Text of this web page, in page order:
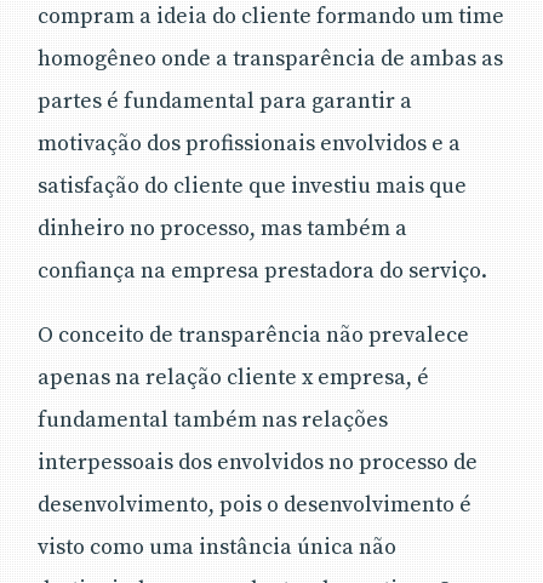
compram a ideia do cliente formando um time
homogêneo onde a transparência de ambas as
partes é fundamental para garantir a
motivação dos profissionais envolvidos e a
satisfação do cliente que investiu mais que
dinheiro no processo, mas também a
confiança na empresa prestadora do serviço.
O conceito de transparência não prevalece
apenas na relação cliente x empresa, é
fundamental também nas relações
interpessoais dos envolvidos no processo de
desenvolvimento, pois o desenvolvimento é
visto como uma instância única não